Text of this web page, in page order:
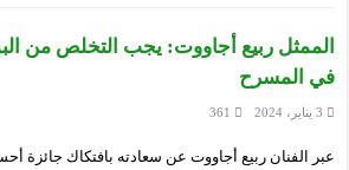
الممثل ربيع أجاووت: يجب التخلص من
في المسرح
3 يناير، 2024 361
عبر الفنان ربيع أجاووت عن سعادته بافتكاك جائزة